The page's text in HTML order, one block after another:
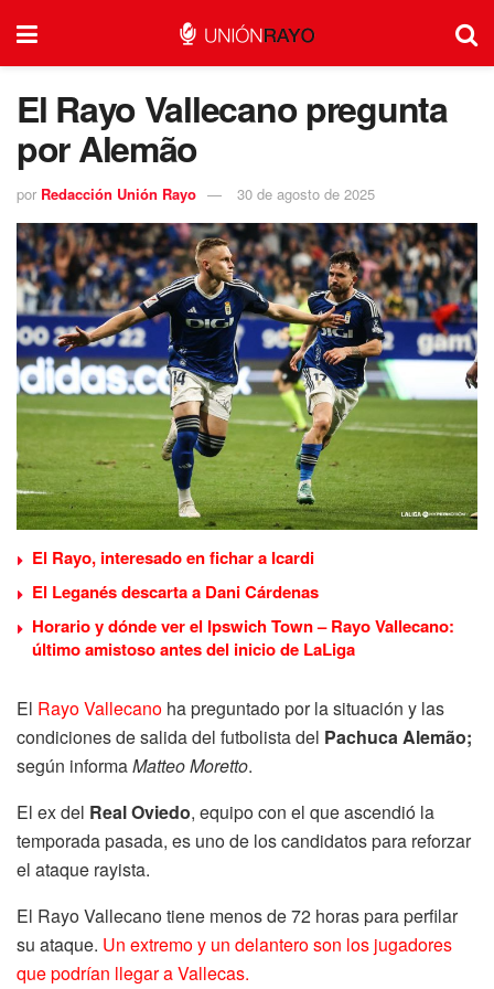
El Rayo Vallecano pregunta
por Alemão
por Redacción Unión Rayo 30 de agosto de 2025
El Rayo, interesado en fichar a Icardi
El Leganés descarta a Dani Cárdenas
Horario y dónde ver el Ipswich Town – Rayo Vallecano:
último amistoso antes del inicio de LaLiga
El Rayo Vallecano ha preguntado por la situación y las
condiciones de salida del futbolista del Pachuca Alemão;
según informaMatteo Moretto.
El ex del Real Oviedo, equipo con el que ascendió la
temporada pasada, es uno de los candidatos para reforzar
el ataque rayista.
El Rayo Vallecano tiene menos de 72 horas para perfilar
su ataque. Un extremo y un delantero son los jugadores
que podrían llegar a Vallecas.